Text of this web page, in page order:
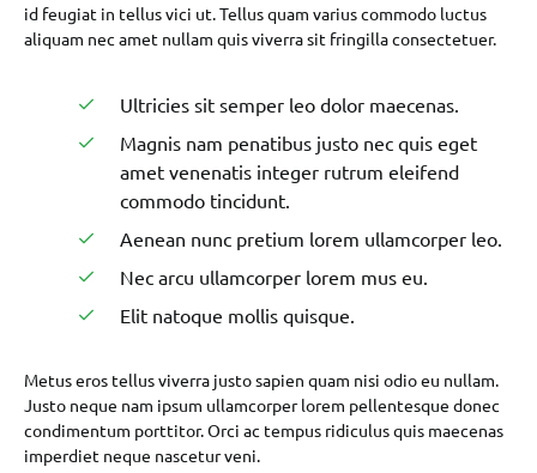
id feugiat in tellus vici ut. Tellus quam varius commodo luctus
aliquam nec amet nullam quis viverra sit fringilla consectetuer.
Ultricies sit semper leo dolor maecenas.
Magnis nam penatibus justo nec quis eget
amet venenatis integer rutrum eleifend
commodo tincidunt.
Aenean nunc pretium lorem ullamcorper leo.
Nec arcu ullamcorper lorem mus eu.
Elit natoque mollis quisque.
Metus eros tellus viverra justo sapien quam nisi odio eu nullam.
Justo neque nam ipsum ullamcorper lorem pellentesque donec
condimentum porttitor. Orci ac tempus ridiculus quis maecenas
imperdiet neque nascetur veni.